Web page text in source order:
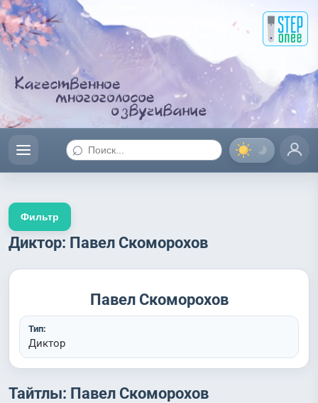
⌕
Диктор: Павел Скоморохов
Павел Скоморохов
Тип:
Диктор
Тайтлы: Павел Скоморохов
Фильтр